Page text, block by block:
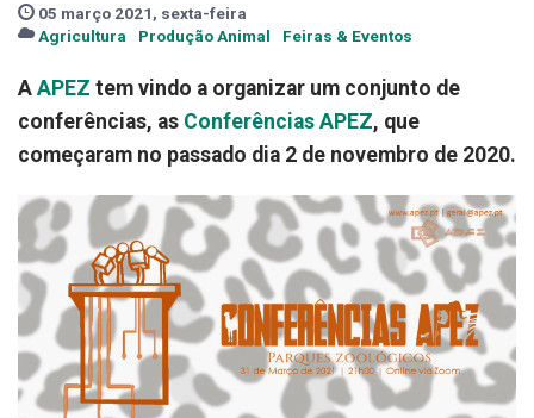
05 março 2021, sexta-feira
Agricultura
Produção Animal Feiras & Eventos
A APEZ tem vindo a organizar um conjunto de
conferências, as Conferências APEZ, que
começaram no passado dia 2 de novembro de 2020.